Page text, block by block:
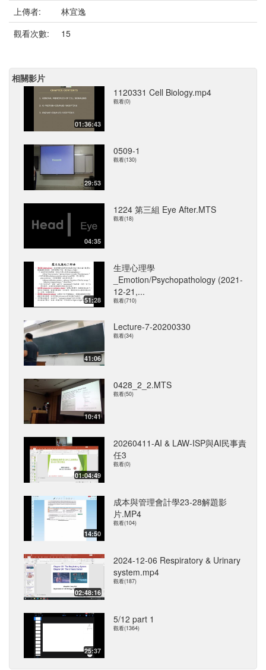
上傳者:
林宜逸
觀看次數:
15
相關影片
01:36:43
1120331 Cell Biology.mp4
觀看(0)
29:53
0509-1
觀看(130)
04:35
1224 第三組 Eye After.MTS
觀看(18)
51:28
生理心理學
_Emotion/Psychopathology (2021-
12-21,...
觀看(710)
41:06
Lecture-7-20200330
觀看(34)
10:41
0428_2_2.MTS
觀看(50)
01:04:49
20260411-AI & LAW-ISP與AI民事責
任3
觀看(0)
14:50
成本與管理會計學23-28解題影
片.MP4
觀看(104)
02:48:16
2024-12-06 Respiratory & Urinary
system.mp4
觀看(187)
25:37
5/12 part 1
觀看(1364)